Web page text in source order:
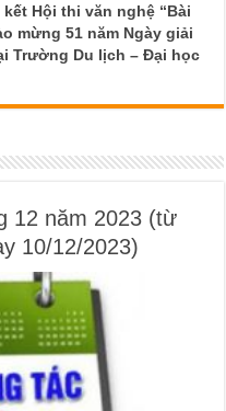
Hội thi văn nghệ “Bài
mừng 51 năm Ngày giải
Trường Du lịch – Đại học
12 năm 2023 (từ
10/12/2023)